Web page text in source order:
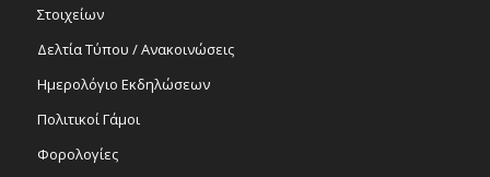
Στοιχείων
Δελτία Τύπου / Ανακοινώσεις
Ημερολόγιο Εκδηλώσεων
Πολιτικοί Γάμοι
Φορολογίες